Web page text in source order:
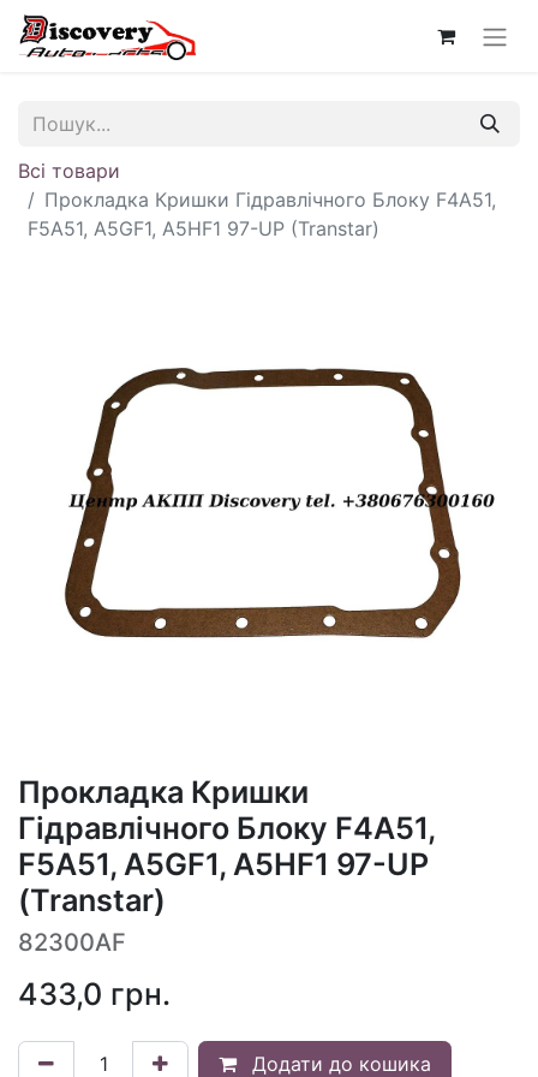
Всі товари
Прокладка Кришки Гідравлічного Блоку F4A51,
F5A51, A5GF1, A5HF1 97-UP (Transtar)
Прокладка Кришки
Гідравлічного Блоку F4A51,
F5A51, A5GF1, A5HF1 97-UP
(Transtar)
82300AF
433,0 грн.
Додати до кошика